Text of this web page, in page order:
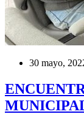
30 mayo,